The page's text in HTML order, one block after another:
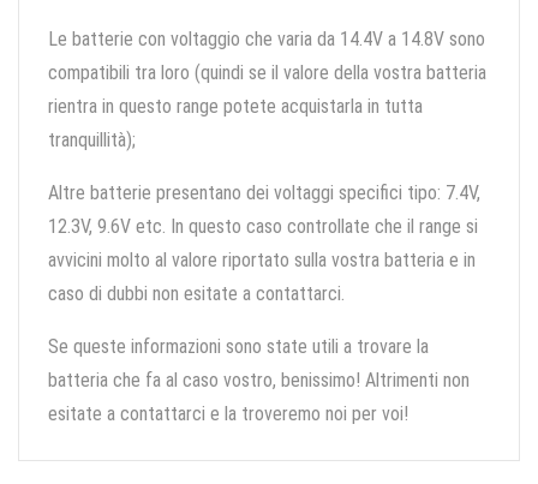
Le batterie con voltaggio che varia da 14.4V a 14.8V sono
compatibili tra loro (quindi se il valore della vostra batteria
rientra in questo range potete acquistarla in tutta
tranquillità);
Altre batterie presentano dei voltaggi specifici tipo: 7.4V,
12.3V, 9.6V etc. In questo caso controllate che il range si
avvicini molto al valore riportato sulla vostra batteria e in
caso di dubbi non esitate a contattarci.
Se queste informazioni sono state utili a trovare la
batteria che fa al caso vostro, benissimo! Altrimenti non
esitate a contattarci e la troveremo noi per voi!